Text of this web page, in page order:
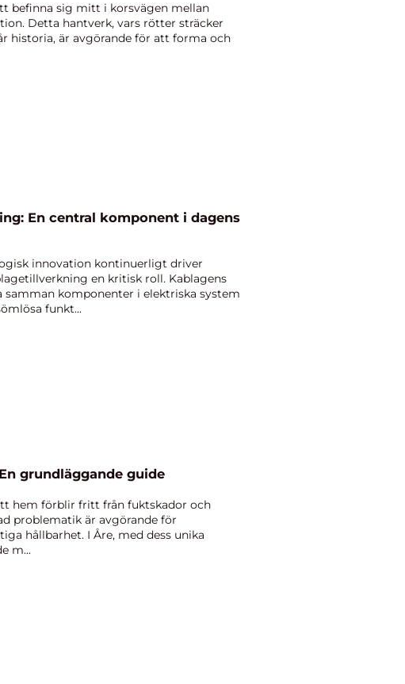
befinna sig mitt i korsvägen mellan
Detta hantverk, vars rötter sträcker
historia, är avgörande för att forma och
En central komponent i dagens
innovation kontinuerligt driver
en kritisk roll. Kablagens
komponenter i elektriska system
funkt...
grundläggande guide
hem förblir fritt från fuktskador och
problematik är avgörande för
hållbarhet. I Åre, med dess unika
m...